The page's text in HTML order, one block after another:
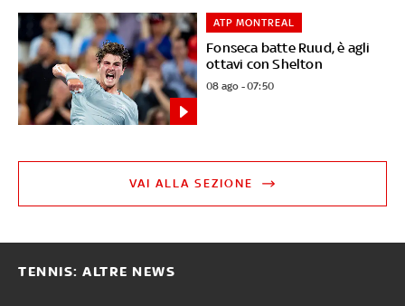
Fonseca batte Ruud, è agli
ottavi con Shelton
ATP MONTREAL
08 ago - 07:50
VAI ALLA SEZIONE
TENNIS: ALTRE NEWS